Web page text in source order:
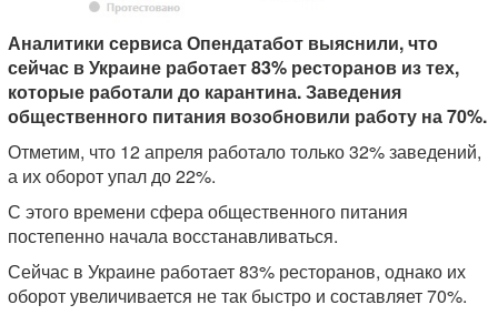
Аналитики сервиса Опендатабот выяснили, что
сейчас в Украине работает 83% ресторанов из тех,
которые работали до карантина. Заведения
общественного питания возобновили работу на 70%.
Отметим, что 12 апреля работало только 32% заведений,
а их оборот упал до 22%.
С этого времени сфера общественного питания
постепенно начала восстанавливаться.
Сейчас в Украине работает 83% ресторанов, однако их
оборот увеличивается не так быстро и составляет 70%.